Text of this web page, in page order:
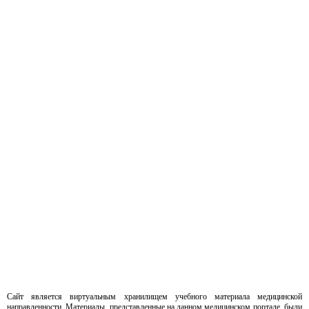
Сайт является виртуальным хранилищем учебного материала медицинской
направленности. Материалы, представленные на данном медицинском портале, были